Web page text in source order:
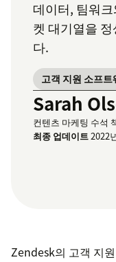
데이터, 팀워
켓 대기열을
다.
고객 지원 소프트
Sarah
컨텐츠 마케팅 수석
최종 업데이트2022
Zendesk의 고객 지